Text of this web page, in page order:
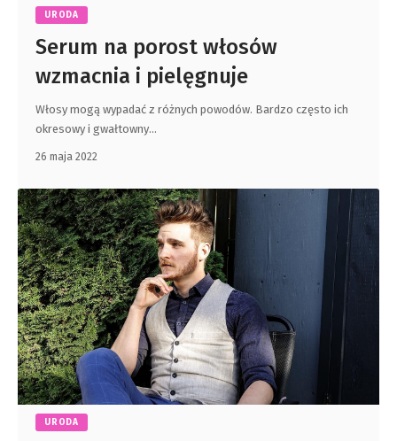
URODA
Serum na porost włosów
wzmacnia i pielęgnuje
Włosy mogą wypadać z różnych powodów. Bardzo często ich
okresowy i gwałtowny…
26 maja 2022
URODA